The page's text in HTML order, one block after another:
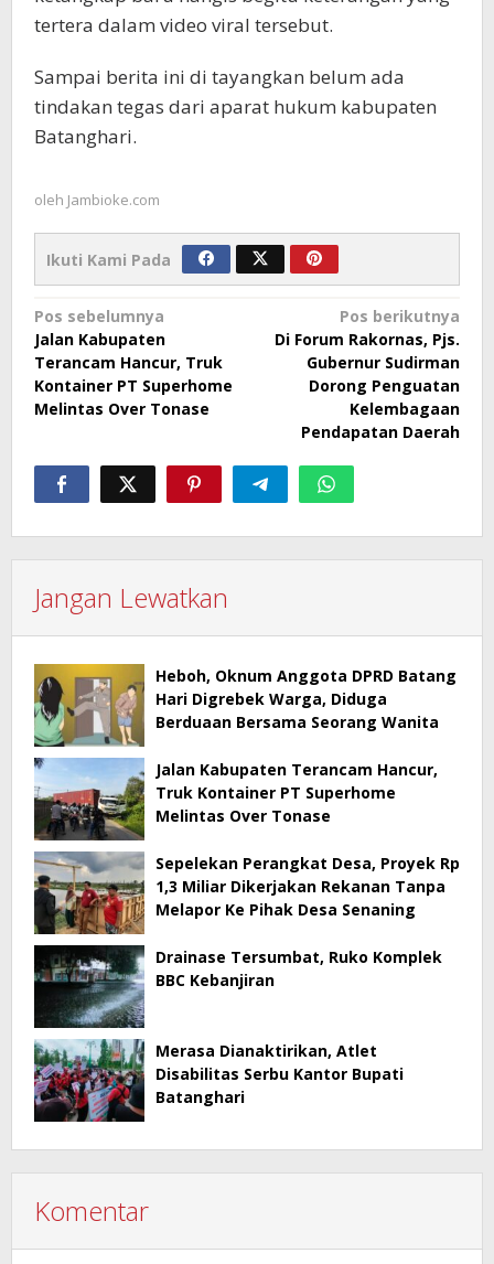
tertera dalam video viral tersebut.
Sampai berita ini di tayangkan belum ada
tindakan tegas dari aparat hukum kabupaten
Batanghari.
oleh Jambioke.com
Ikuti Kami Pada
Navigasi
pos
Pos sebelumnya
Jalan Kabupaten
Terancam Hancur, Truk
Kontainer PT Superhome
Melintas Over Tonase
Pos berikutnya
Di Forum Rakornas, Pjs.
Gubernur Sudirman
Dorong Penguatan
Kelembagaan
Pendapatan Daerah
Jangan Lewatkan
Heboh, Oknum Anggota DPRD Batang
Hari Digrebek Warga, Diduga
Berduaan Bersama Seorang Wanita
Jalan Kabupaten Terancam Hancur,
Truk Kontainer PT Superhome
Melintas Over Tonase
Sepelekan Perangkat Desa, Proyek Rp
1,3 Miliar Dikerjakan Rekanan Tanpa
Melapor Ke Pihak Desa Senaning
Drainase Tersumbat, Ruko Komplek
BBC Kebanjiran
Merasa Dianaktirikan, Atlet
Disabilitas Serbu Kantor Bupati
Batanghari
Komentar